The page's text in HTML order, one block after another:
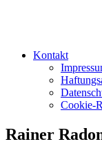
Kontakt
Cookie-
Rainer